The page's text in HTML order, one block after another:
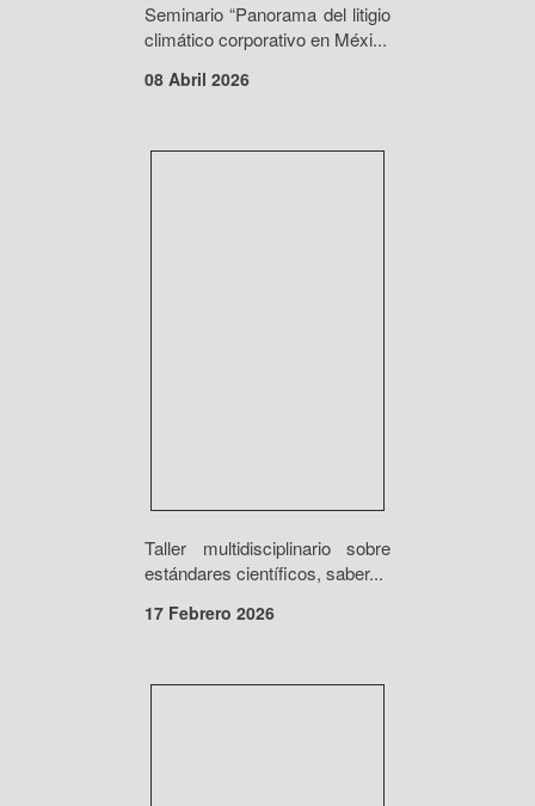
Seminario “Panorama del litigio
climático corporativo en Méxi...
08 Abril 2026
Taller multidisciplinario sobre
estándares científicos, saber...
17 Febrero 2026